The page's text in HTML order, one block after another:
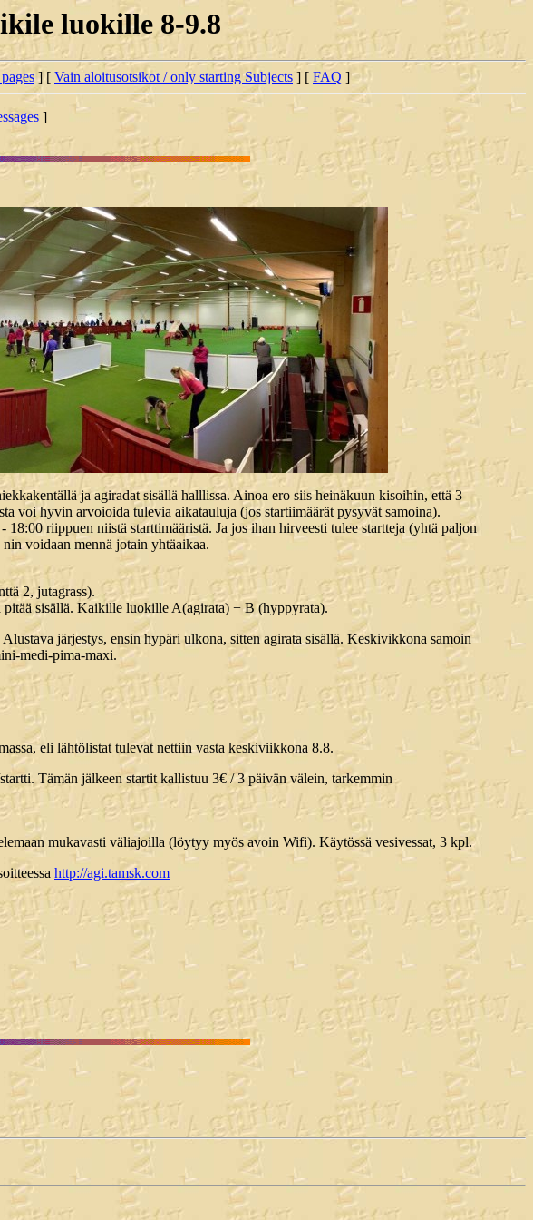
luokille 8-9.8
] [ Vain aloitusotsikot / only starting Subjects ] [ FAQ ]
]
ja agiradat sisällä halllissa. Ainoa ero siis heinäkuun kisoihin, että 3
voi hyvin arvoioida tulevia aikatauluja (jos startiimäärät pysyvät samoina).
riippuen niistä starttimääristä. Ja jos ihan hirveesti tulee startteja (yhtä paljon
voidaan mennä jotain yhtäaikaa.
2, jutagrass).
pitää sisällä. Kaikille luokille A(agirata) + B (hyppyrata).
järjestys, ensin hypäri ulkona, sitten agirata sisällä. Keskivikkona samoin
medi-pima-maxi.
eli lähtölistat tulevat nettiin vasta keskiviikkona 8.8.
Tämän jälkeen startit kallistuu 3€ / 3 päivän välein, tarkemmin
mukavasti väliajoilla (löytyy myös avoin Wifi). Käytössä vesivessat, 3 kpl.
http://agi.tamsk.com